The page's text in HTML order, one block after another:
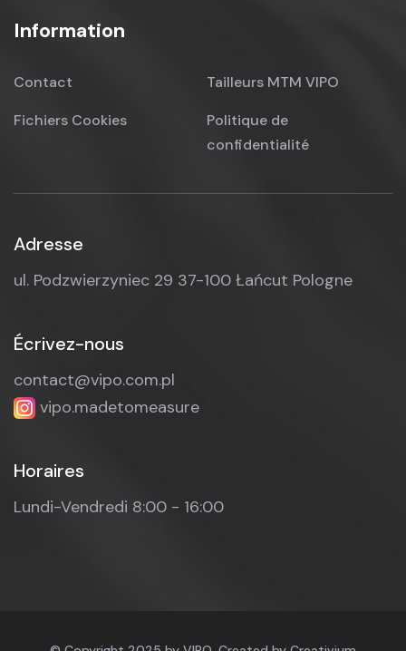
Information
Contact
Tailleurs MTM VIPO
Fichiers Cookies
Politique de
confidentialité
Adresse
ul. Podzwierzyniec 29 37-100 Łańcut Pologne
Écrivez-nous
contact@vipo.com.pl
vipo.madetomeasure
Horaires
Lundi-Vendredi 8:00 - 16:00